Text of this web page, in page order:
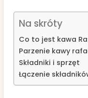
Na skróty
Co to jest kawa
Parzenie kawy
Składniki i sprzęt
Łączenie